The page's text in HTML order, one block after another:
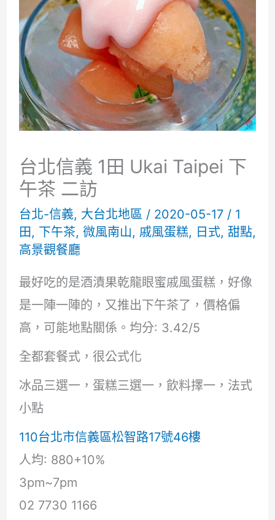
台北信義 1田 Ukai Taipei 下
午茶 二訪
台北-信義, 大台北地區 / 2020-05-17 / 1
田 , 下午茶, 微風南山, 戚風蛋糕, 日式, 甜點,
高景觀餐廳
最好吃的是酒漬果乾龍眼蜜戚風蛋糕，好像
是一陣一陣的，又推出下午茶了，價格偏
高，可能地點關係。均分: 3.42/5
全都套餐式，很公式化
冰品三選一，蛋糕三選一，飲料擇一，法式
小點
110台北市信義區松智路17號46樓
人均: 880+10%
3pm~7pm
02 7730 1166